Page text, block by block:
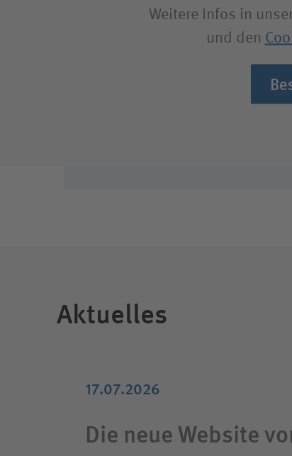
Weitere Infos in
und den
Aktuelles
17.07.2026
Die neue Website